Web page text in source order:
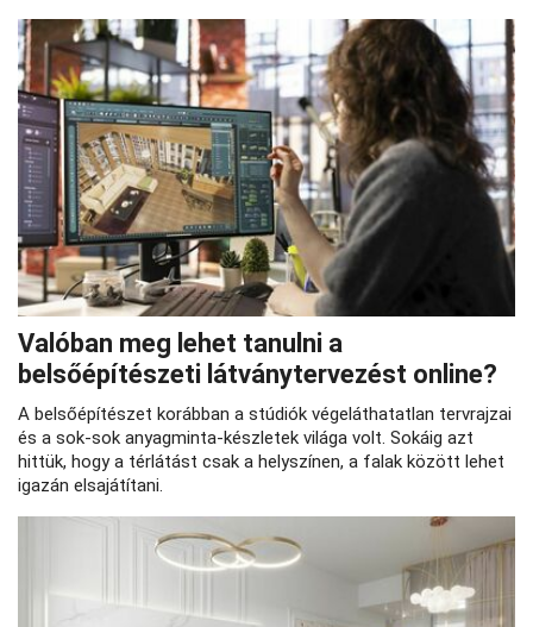
Valóban meg lehet tanulni a
belsőépítészeti látványtervezést online?
A belsőépítészet korábban a stúdiók végeláthatatlan tervrajzai
és a sok-sok anyagminta-készletek világa volt. Sokáig azt
hittük, hogy a térlátást csak a helyszínen, a falak között lehet
igazán elsajátítani.